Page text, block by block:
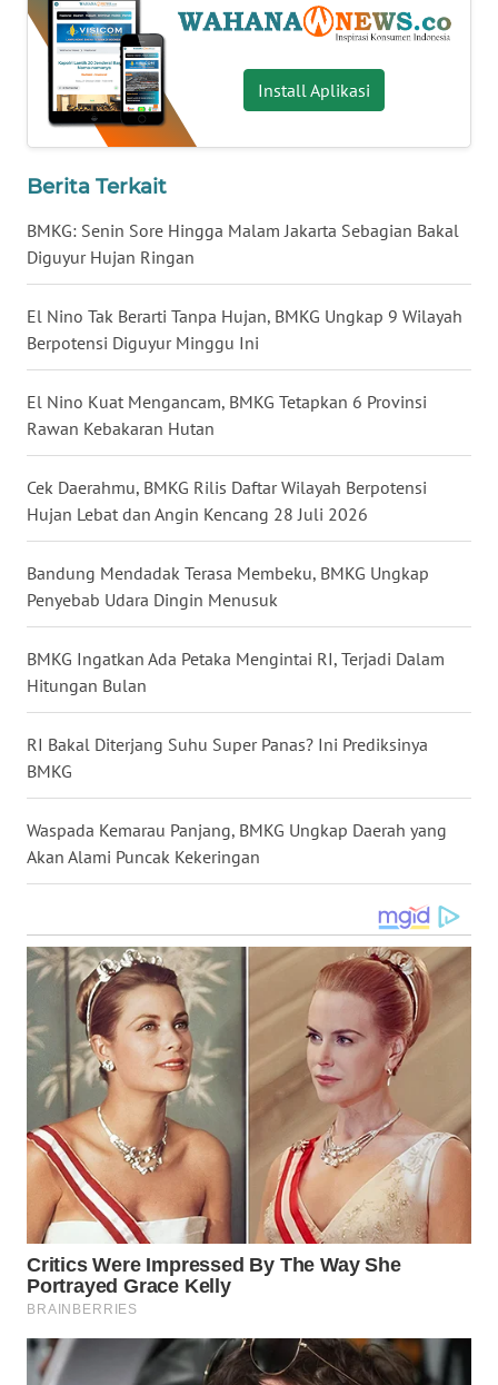
Install Aplikasi
Berita Terkait
BMKG: Senin Sore Hingga Malam Jakarta Sebagian Bakal
Diguyur Hujan Ringan
El Nino Tak Berarti Tanpa Hujan, BMKG Ungkap 9 Wilayah
Berpotensi Diguyur Minggu Ini
El Nino Kuat Mengancam, BMKG Tetapkan 6 Provinsi
Rawan Kebakaran Hutan
Cek Daerahmu, BMKG Rilis Daftar Wilayah Berpotensi
Hujan Lebat dan Angin Kencang 28 Juli 2026
Bandung Mendadak Terasa Membeku, BMKG Ungkap
Penyebab Udara Dingin Menusuk
BMKG Ingatkan Ada Petaka Mengintai RI, Terjadi Dalam
Hitungan Bulan
RI Bakal Diterjang Suhu Super Panas? Ini Prediksinya
BMKG
Waspada Kemarau Panjang, BMKG Ungkap Daerah yang
Akan Alami Puncak Kekeringan
WN
BABEL
WN
SUMBAR
WN
SUMSEL
WN
WN
WN
JOGJA
WN
JATIM
WN
BALI
WN
KALBAR
WN
KALTENG
WN
KALTARA
WN
KALSEL
WN
KALTIM
WN
SULSEL
GORONTALO